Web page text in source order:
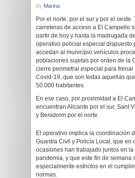
By Marina
Por el norte, por el sur y por el oeste.
carreteras de acceso a El Campello
partir de hoy y hasta la madrugada
operativo policial especial dispuesto
accedan al municipio vehículos
poblaciones sujetas por orden de la
cierre perimetral especial para frenar
Covid-19, que son todas aquellas
50.000 habitantes.
En ese caso, por proximidad a El
encuentran Alicante por el sur, Sant
y Benidorm por el norte.
El operativo implica la coordinación
Guardia Civil y Policía Local, que en
ocasiones han trabajado juntos en
pandemia, y que este fin de semana
especialmente estrictos en el
normas.